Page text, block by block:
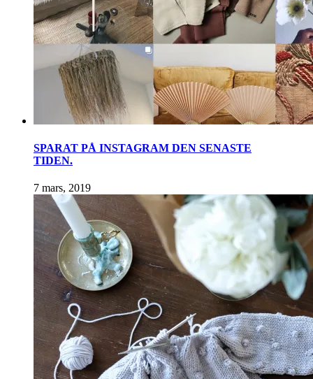
SPARAT PÅ INSTAGRAM DEN SENASTE
TIDEN.
7 mars, 2019